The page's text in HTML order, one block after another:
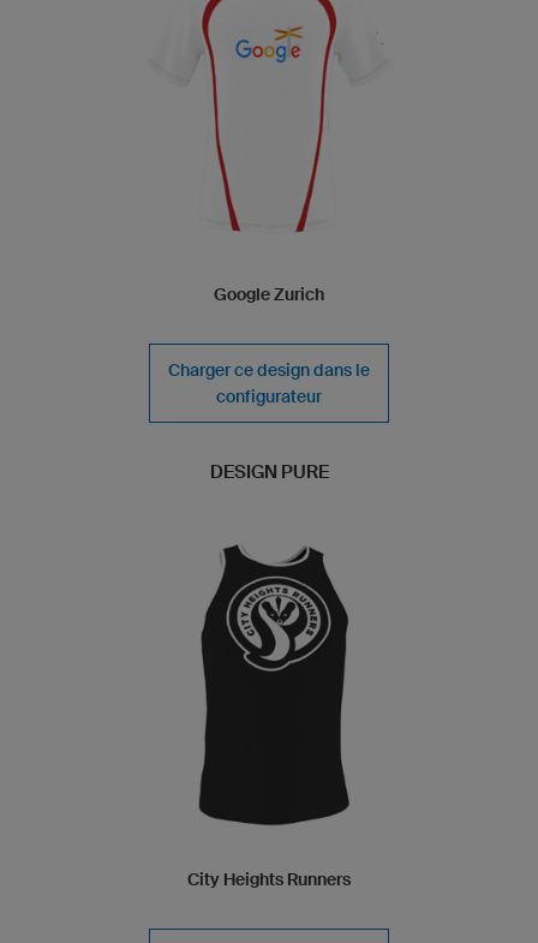
Google Zurich
Charger ce design dans le
configurateur
DESIGN PURE
City Heights Runners